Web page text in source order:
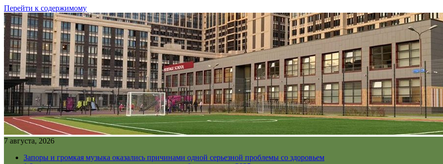
Перейти к содержимому
7 августа, 2026
Запоры и громкая музыка оказались причинами одной серьезной проблемы со здоровьем